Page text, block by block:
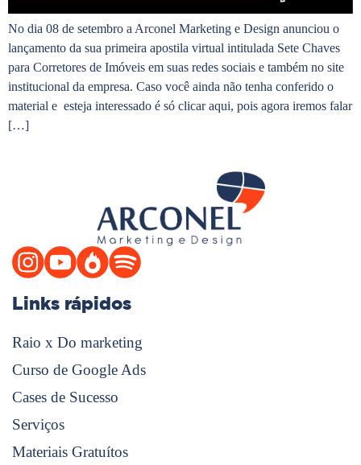
No dia 08 de setembro a Arconel Marketing e Design anunciou o
lançamento da sua primeira apostila virtual intitulada Sete Chaves
para Corretores de Imóveis em suas redes sociais e também no site
institucional da empresa. Caso você ainda não tenha conferido o
material e esteja interessado é só clicar aqui, pois agora iremos falar
[…]
Links rápidos
Raio x Do marketing
Curso de Google Ads
Cases de Sucesso
Serviços
Materiais Gratuítos